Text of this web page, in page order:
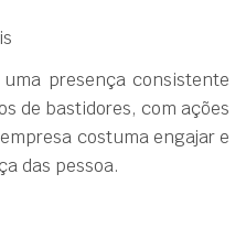
presença consistente
de bastidores, com ações
costuma engajar e
das pessoa.